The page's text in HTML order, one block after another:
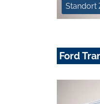
Standort
Ford